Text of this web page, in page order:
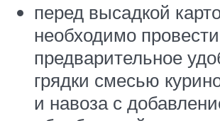
перед высадкой
необходимо провести
предварительное
грядки смесью
и навоза с